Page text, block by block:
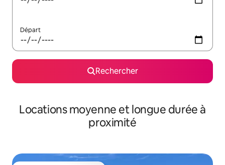
Départ
Rechercher
Locations moyenne et longue durée à
proximité